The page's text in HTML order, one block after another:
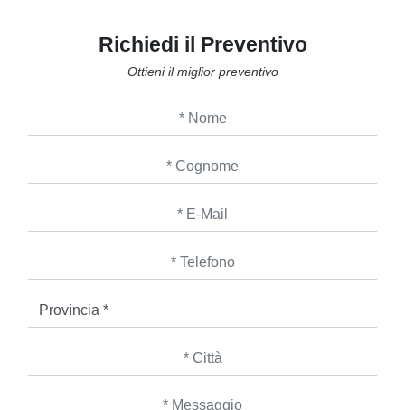
Richiedi il Preventivo
Ottieni il miglior preventivo